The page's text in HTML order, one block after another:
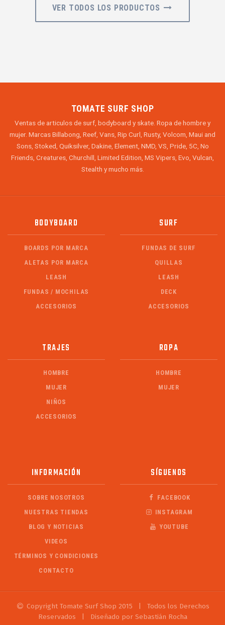
VER TODOS LOS PRODUCTOS
TOMATE SURF SHOP
Ventas de articulos de surf, bodyboard y skate. Ropa de hombre y
mujer. Marcas Billabong, Reef, Vans, Rip Curl, Rusty, Volcom, Maui and
Sons, Stoked, Quiksilver, Dakine, Element, NMD, VS, Pride, 5C, No
Friends, Creatures, Churchill, Limited Edition, MS Vipers, Evo, Vulcan,
Stealth y mucho más.
BODYBOARD
BOARDS POR MARCA
ALETAS POR MARCA
LEASH
FUNDAS / MOCHILAS
ACCESORIOS
SURF
FUNDAS DE SURF
QUILLAS
LEASH
DECK
ACCESORIOS
TRAJES
HOMBRE
MUJER
NIÑOS
ACCESORIOS
ROPA
HOMBRE
MUJER
INFORMACIÓN
SOBRE NOSOTROS
NUESTRAS TIENDAS
BLOG Y NOTICIAS
VIDEOS
TÉRMINOS Y CONDICIONES
CONTACTO
SÍGUENOS
FACEBOOK
INSTAGRAM
YOUTUBE
Copyright Tomate Surf Shop 2015
Todos los Derechos
Reservados
Diseñado por Sebastián Rocha